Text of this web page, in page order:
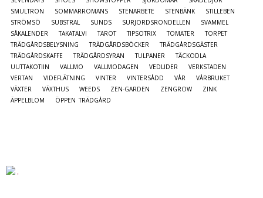
SMULTRON
SOMMARROMANS STENARBETE STENBÄNK
STILLEBEN
STRÖMSÖ
SUBSTRAL SUNDS SURJORDSRONDELLEN
SVAMMEL
SÅKALENDER
TAKATALVI TAROT TIPSOTRIX TOMATER
TORPET
TRÄDGÅRDSBELYSNING
TRÄDGÅRDSBÖCKER
TRÄDGÅRDSGÄSTER
TRÄDGÅRDSKAFFE
TRÄDGÅRDSYRAN TULPANER
TÄCKODLA
UUTTAKOTIIN
VALLMO VALLMODAGEN VEDLIDER
VERKSTADEN
VERTAN
VIDEFLÄTNING VINTER VINTERSÅDD VÅR
VÅRBRUKET
VÄXTER
VÄXTHUS WEEDS ZEN-GARDEN ZENGROW
ZINK
ÄPPELBLOM
ÖPPEN TRÄDGÅRD